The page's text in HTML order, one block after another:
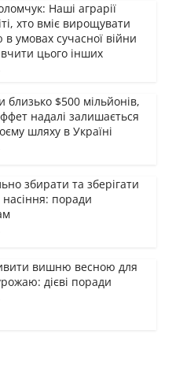
Наші аграрії
хто вміє вирощувати
в умовах сучасної війни
цього інших
близько $500 мільйонів,
надалі залишається
шляху в Україні
збирати та зберігати
насіння: поради
вишню весною для
дієві поради